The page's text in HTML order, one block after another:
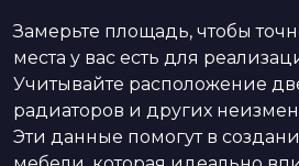
Замерьте площадь, чтобы
места у вас есть для
Учитывайте расположение
радиаторов и других
Эти данные помогут в